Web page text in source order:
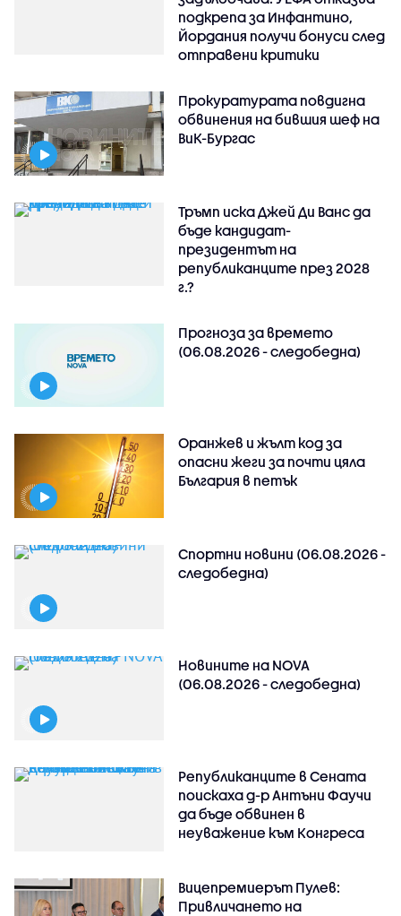
подкрепа за Инфантино,
Йордания получи бонуси след
отправени критики
Прокуратурата повдигна
обвинения на бившия шеф на
ВиК-Бургас
Тръмп иска Джей Ди Ванс да
бъде кандидат-
президентът на
републиканците през 2028
г.?
Прогноза за времето
(06.08.2026 - следобедна)
Оранжев и жълт код за
опасни жеги за почти цяла
България в петък
Спортни новини (06.08.2026 -
следобедна)
Новините на NOVA
(06.08.2026 - следобедна)
Републиканците в Сената
поискаха д-р Антъни Фаучи
да бъде обвинен в
неуважение към Конгреса
Вицепремиерът Пулев:
Привличането на